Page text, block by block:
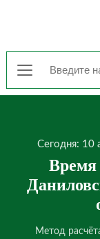
Сегодня: 10
Время
Метод